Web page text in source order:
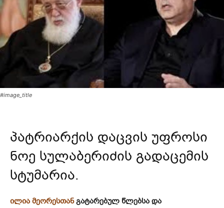
#image_title
პატრიარქის დაცვის უფროსი
ნოე სულაბერიძის გადაცემის
სტუმარია.
ილია მეორესთანგატარებულ წლებსა და